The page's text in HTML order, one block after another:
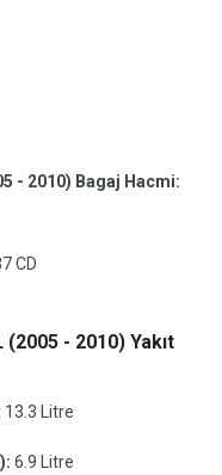
- 2010) Bagaj Hacmi:
CD
- 2010) Yakıt
13.3 Litre
6.9 Litre